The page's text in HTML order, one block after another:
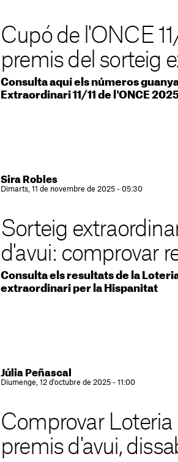
Cupó de l'ONCE
premis del sorteig
Consulta aquí els números
Extraordinari 11/11 de l'ONCE
Sira Robles
Dimarts, 11 de novembre de 2025 - 05:30
Sorteig
d'avui: comprovar
Consulta els resultats de la
extraordinari per la Hispanitat
Júlia Peñascal
Diumenge, 12 d'octubre de 2025 - 11:00
Comprovar Loteria
premis d'avui,